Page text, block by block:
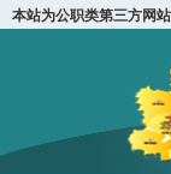
本站为公职类第三方网站